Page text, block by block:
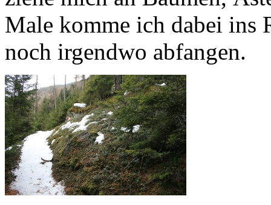
Male komme ich dabei ins
noch irgendwo abfangen.